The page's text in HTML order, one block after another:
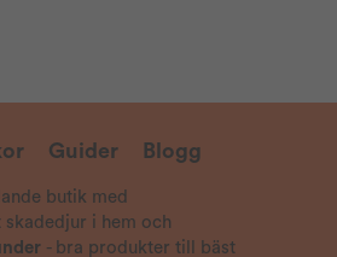
Guider Blogg
butik med
i hem och
- bra produkter till bäst